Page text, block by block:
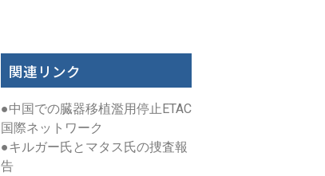
関連リンク
●中国での臓器移植濫用停止ETAC
国際ネットワーク
●キルガー氏とマタス氏の捜査報
告